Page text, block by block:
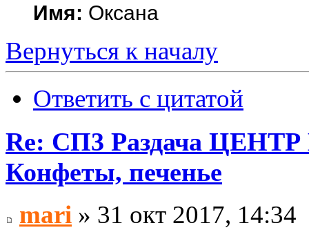
Имя: Оксана
Вернуться к началу
Ответить с цитатой
Re: СП3 Раздача
Конфеты, печенье
mari » 31 окт 2017, 14:34